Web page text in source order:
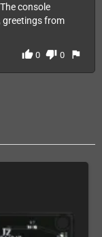
console
greetings from
thumb_up 0 thumb_down 0 flag